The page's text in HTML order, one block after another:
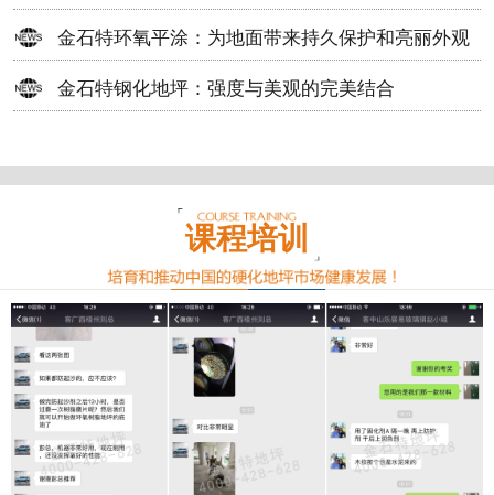
金石特环氧平涂：为地面带来持久保护和亮丽外观
金石特钢化地坪：强度与美观的完美结合
课程培训